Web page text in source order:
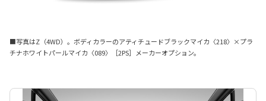
■写真はZ（4WD）。ボディカラーのアティチュードブラックマイカ〈218〉×プラ
チナホワイトパールマイカ〈089〉［2PS］メーカーオプション。